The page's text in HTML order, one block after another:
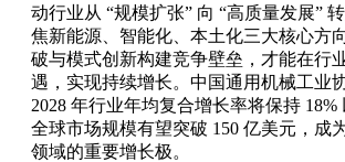
动行业从 “规模扩张” 向 “高质量发展”
焦新能源、智能化、本土化三大核心方
破与模式创新构建竞争壁垒，才能在行
遇，实现持续增长。中国通用机械工业
2028 年行业年均复合增长率将保持 18%
全球市场规模有望突破 150 亿美元，成
领域的重要增长极。